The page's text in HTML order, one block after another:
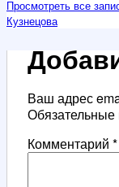
Просмотреть все
Кузнецова
Ваш адрес
Комментарий *